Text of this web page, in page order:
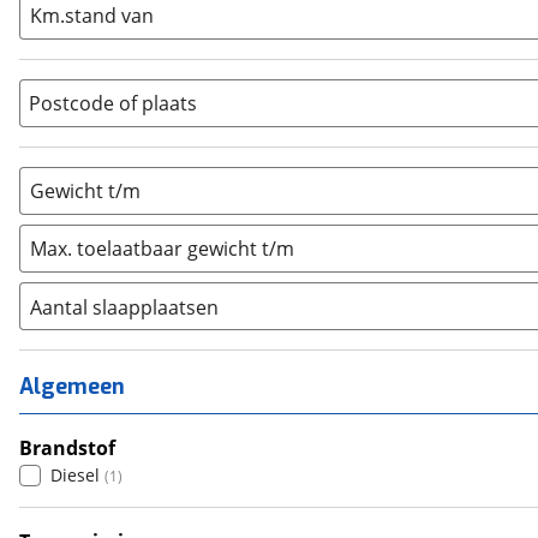
Opzetunit (0
Vouwwagen (0)
Km.stand van
Postcode of plaats
Gewicht t/m
Max. toelaatbaar gewicht t/m
Aantal slaapplaatsen
1 (0)
2 (0)
3 (1)
4 (0)
5 (0)
6+ (0)
Algemeen
Brandstof
Diesel (1)